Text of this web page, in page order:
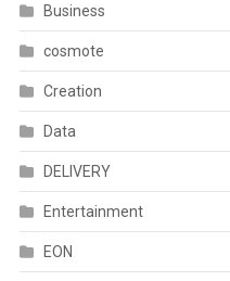
Business
cosmote
Creation
Data
DELIVERY
Entertainment
EON